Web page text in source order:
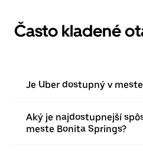
Často kladené
Je Uber dostupný v
Aký je najdostupnejší
meste Bonita Springs?